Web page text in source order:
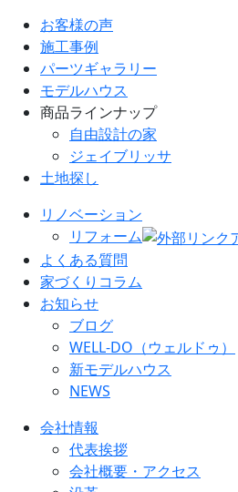
お客様の声
施工事例
パーツギャラリー
モデルハウス
商品ラインナップ
自由設計の家
ジェイブリッサ
土地探し
リノベーション
リフォーム
よくある質問
家づくりコラム
お知らせ
ブログ
WELL-DO（ウェルドゥ）
新モデルハウス
NEWS
会社情報
代表挨拶
会社概要・アクセス